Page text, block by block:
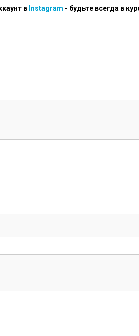
в Instagram - будьте всегда в